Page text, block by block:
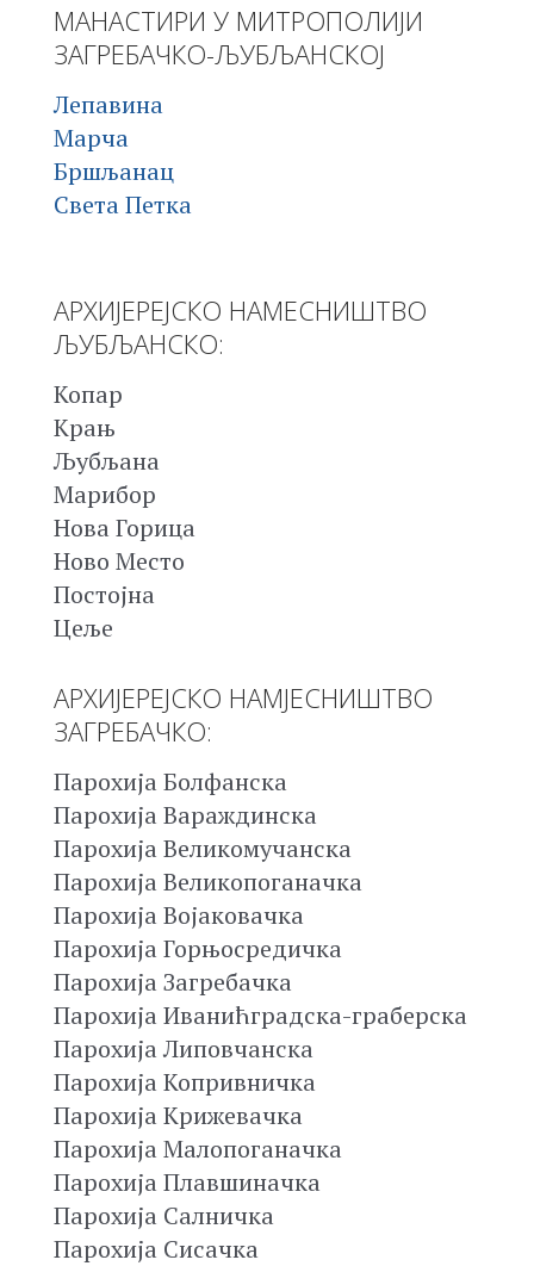
МАНАСТИРИ У МИТРОПОЛИЈИ
ЗАГРЕБАЧКО-ЉУБЉАНСКОЈ
Лепавина
Марча
Бршљанац
Света Петка
АРХИЈЕРЕЈСКО НАМЕСНИШТВО
ЉУБЉАНСКО:
Копар
Крањ
Љубљана
Марибор
Нова Горица
Ново Место
Постојна
Цеље
АРХИЈЕРЕЈСКО НАМЈЕСНИШТВО
ЗАГРЕБАЧКО:
Парохија Болфанска
Парохија Вараждинска
Парохија Великомучанска
Парохија Великопоганачка
Парохија Војаковачка
Парохија Горњосредичка
Парохија Загребачка
Парохија Иванићградска-граберска
Парохија Липовчанска
Парохија Копривничка
Парохија Крижевачка
Парохија Малопоганачка
Парохија Плавшиначка
Парохија Салничка
Парохија Сисачка